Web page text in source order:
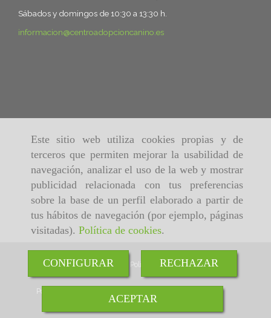
Este sitio web utiliza cookies propias y de
terceros que permiten mejorar la usabilidad de
navegación, analizar el uso de la web y mostrar
publicidad relacionada con tus preferencias
sobre la base de un perfil elaborado a partir de
tus hábitos de navegación (por ejemplo, páginas
visitadas). Política de cookies.
CONFIGURAR RECHAZAR
ACEPTAR
Sábados y domingos de 10:30 a 13:30 h.
informacion
centroadopcioncanino.es
Inicio Aviso Legal Política de cookies
Política de Privacidad